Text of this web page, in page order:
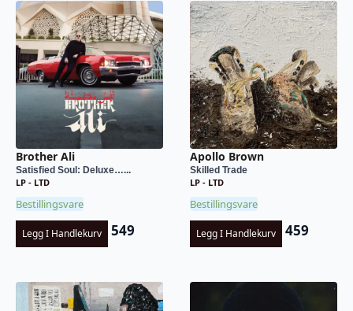
Brother Ali
Satisfied Soul: Deluxe…...
LP - LTD
Bestillingsvare
Legg I Handlekurv 549
Apollo Brown
Skilled Trade
LP - LTD
Bestillingsvare
Legg I Handlekurv 459